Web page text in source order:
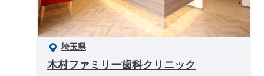
埼玉県
木村ファミリー歯科クリニック